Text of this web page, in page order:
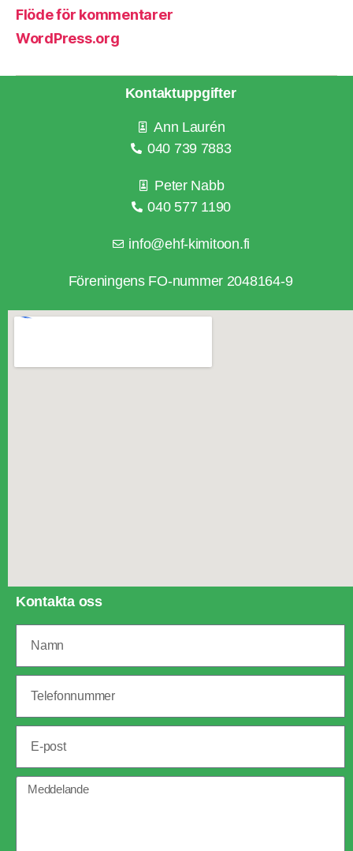
Flöde för kommentarer
WordPress.org
Kontaktuppgifter
Ann Laurén
040 739 7883
Peter Nabb
040 577 1190
info@ehf-kimitoon.fi
Föreningens FO-nummer 2048164-9
Kontakta oss